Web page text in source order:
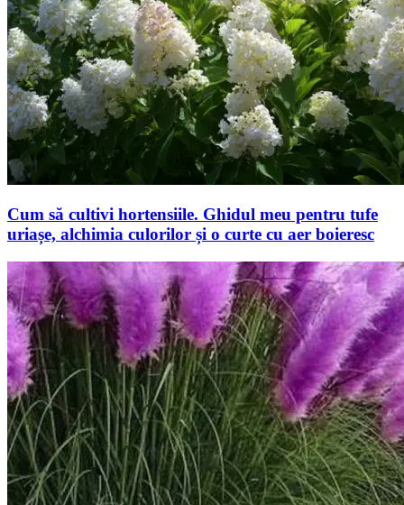
Cum să cultivi hortensiile. Ghidul meu pentru tufe
uriașe, alchimia culorilor și o curte cu aer boieresc